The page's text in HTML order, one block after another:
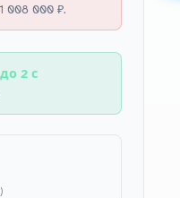
008 000 ₽.
2 с